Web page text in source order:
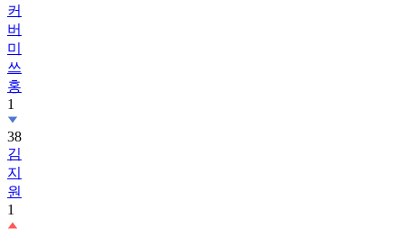
커
버
미
쓰
홍
1
38
김
지
원
1